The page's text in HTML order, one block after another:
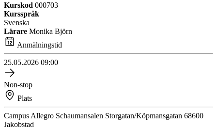
Kurskod 000703
Kursspråk
Svenska
Lärare Monika Björn
Anmälningstid
25.05.2026 09:00
Non-stop
Plats
Campus Allegro Schaumansalen Storgatan/Köpmansgatan 68600
Jakobstad